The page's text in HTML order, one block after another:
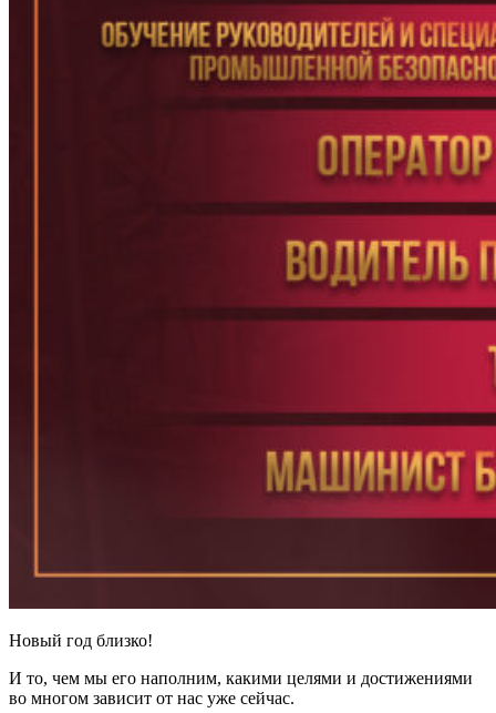
Новый год близко!
И то, чем мы его наполним, какими целями и достижениями
во многом зависит от нас уже сейчас.